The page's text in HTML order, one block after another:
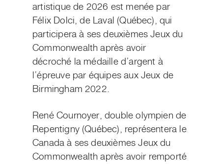
artistique de 2026 est menée par
Félix Dolci, de Laval (Québec), qui
participera à ses deuxièmes Jeux du
Commonwealth après avoir
décroché la médaille d’argent à
l’épreuve par équipes aux Jeux de
Birmingham 2022.
René Cournoyer, double olympien de
Repentigny (Québec), représentera le
Canada à ses deuxièmes Jeux du
Commonwealth après avoir remporté